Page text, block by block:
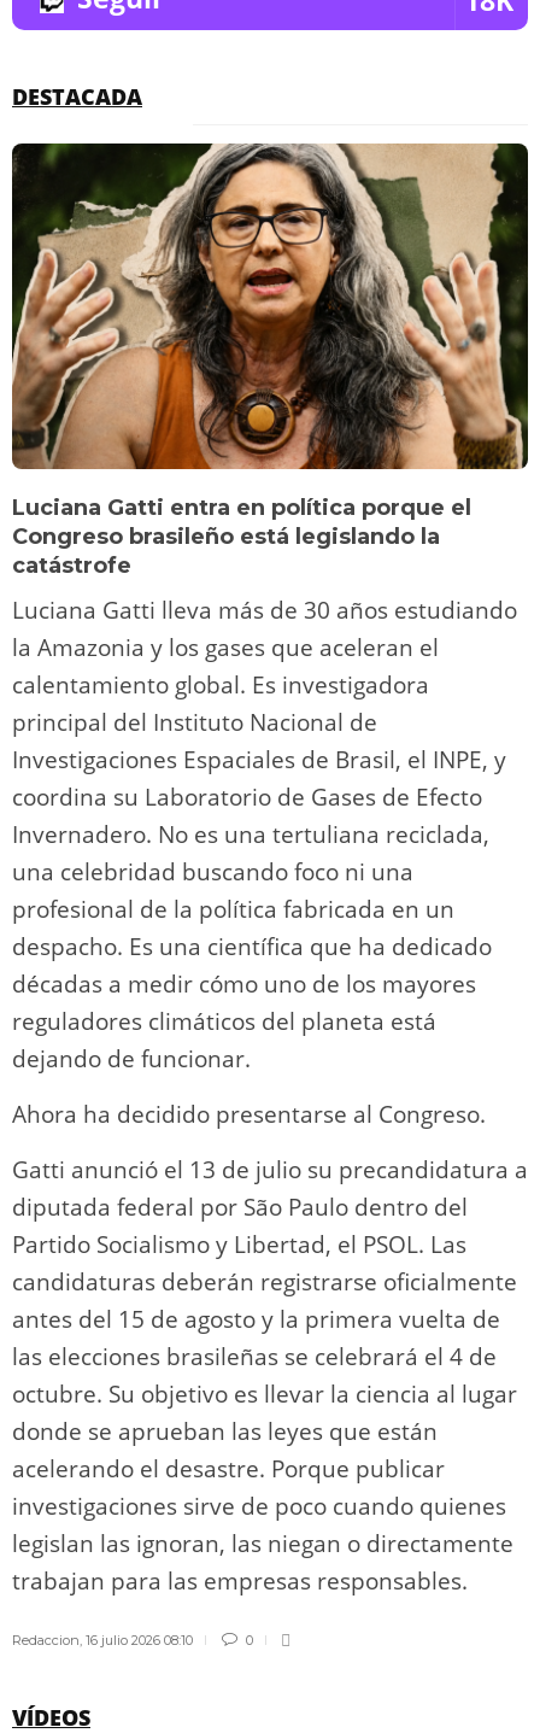
DESTACADA
Luciana Gatti entra en política porque el
Congreso brasileño está legislando la
catástrofe
Luciana Gatti lleva más de 30 años estudiando
la Amazonia y los gases que aceleran el
calentamiento global. Es investigadora
principal del Instituto Nacional de
Investigaciones Espaciales de Brasil, el INPE, y
coordina su Laboratorio de Gases de Efecto
Invernadero. No es una tertuliana reciclada,
una celebridad buscando foco ni una
profesional de la política fabricada en un
despacho. Es una científica que ha dedicado
décadas a medir cómo uno de los mayores
reguladores climáticos del planeta está
dejando de funcionar.
Ahora ha decidido presentarse al Congreso.
Gatti anunció el 13 de julio su precandidatura a
diputada federal por São Paulo dentro del
Partido Socialismo y Libertad, el PSOL. Las
candidaturas deberán registrarse oficialmente
antes del 15 de agosto y la primera vuelta de
las elecciones brasileñas se celebrará el 4 de
octubre. Su objetivo es llevar la ciencia al lugar
donde se aprueban las leyes que están
acelerando el desastre. Porque publicar
investigaciones sirve de poco cuando quienes
legislan las ignoran, las niegan o directamente
trabajan para las empresas responsables.
Redaccion 16 julio 2026 08:10 0
VÍDEOS